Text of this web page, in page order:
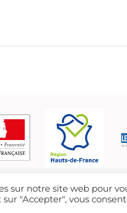
/MENTIONS LÉGALES/ TOUS DROITS
sur notre site web pour
"Accepter", vous